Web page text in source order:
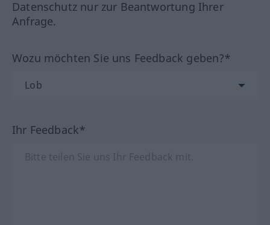
Datenschutz nur zur Beantwortung Ihrer
Anfrage.
Wozu möchten Sie uns Feedback geben?*
Ihr Feedback*